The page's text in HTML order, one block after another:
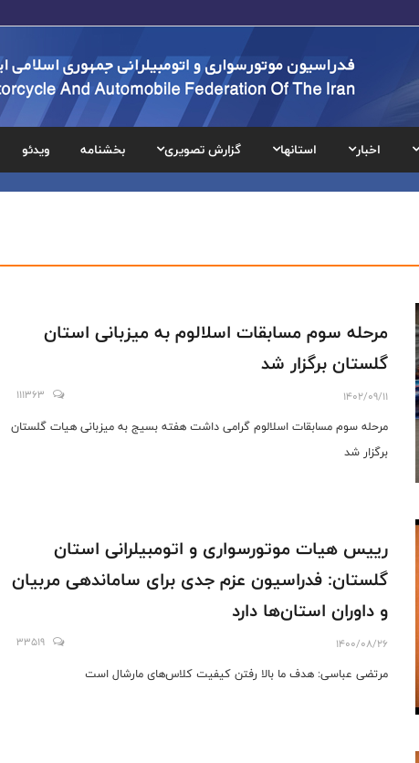
اخبار استانها گزارش تصویری بخشنامه ویدئو
مرحله سوم مسابقات اسلالوم به میزبانی استان
گلستان برگزار شد
1402/09/11
111363
مرحله سوم مسابقات اسلالوم گرامی داشت هفته بسیج به میزبانی هیات گلستان
برگزار شد
رییس هیات موتورسواری و اتومبیلرانی استان
گلستان: فدراسیون عزم جدی برای ساماندهی مربیان
و داوران استان‌‌ها دارد
1400/08/26
33519
مرتضی عباسی: هدف ما بالا رفتن کیفیت کلاس‌های مارشال است